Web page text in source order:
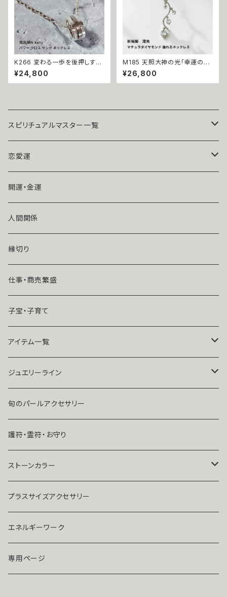
K266 変わる一歩を後押しする
【強力な引き寄せ】アフロディテ
の神秘パワー クロス リング ネ
ックレス｜復縁・片思い成就 N.
力 魔力 魔術 白魔術 願い 叶う
ーン お守り 強力 男女兼用
¥24,800
M185 天照大神の光「幸運の連
鎖」運が味方し誰もがあなたを
応援 大開運 成功・金運・良縁 マ
チュラダイヤモンド 揺れるネッ
お守り 霊感霊視 スピリチュアル
¥26,800
スピリチュアルマスター一覧
魔術師アリエル
悪魔術師べリアル
風水師さくら
魔術師恋雪
魔術師N.Kelly
魔術師Sara Serendipity
祈祷師澪央
ユタ玉城陽
恋愛運
片思い
ライバルの居る恋（略奪したい）
年齢差のある恋（年上・年下）
マンネリ気味の恋
遠距離
復縁したい・取り戻したい愛情
人に言えない関係
出会いが欲しい
結婚したい
人気運・モテる
開運・金運
人間関係
縁切り
仕事・商売繁盛
子宝・子育て
アイテム一覧
ネックレス
ブレスレット・アンクレット
リング
イヤリング・ピアス
ストラップ・キーホルダー
マスクピアス
ブローチ
ジュエリーライン
Ｋ１０
K１４
Ｋ１８
プラチナ
ダイヤモンド
モアサナイト
旬のパールアクセサリー
護符・霊符・お守り
ストーンカラー
クリア
ブルー
レッド
プラスサイズアクセサリー
エネルギーワーク
専用ページ